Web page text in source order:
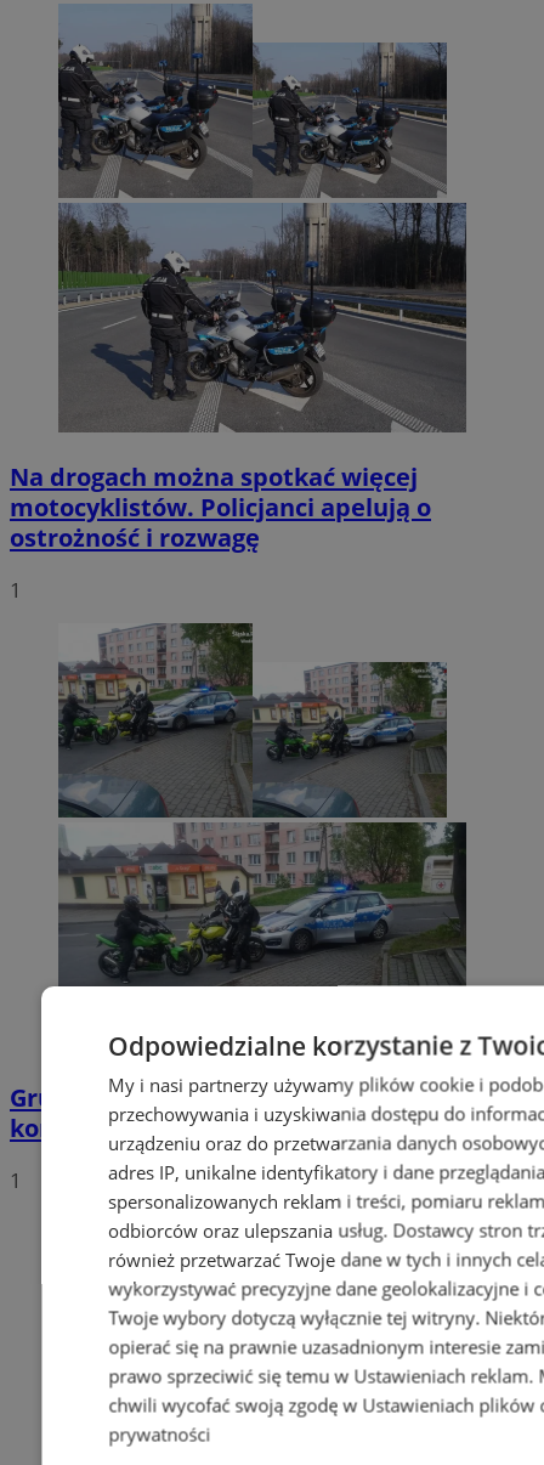
Na drogach można spotkać więcej
motocyklistów. Policjanci apelują o
ostrożność i rozwagę
1
Grupa motocyklistów zatrzymała
kompletnie pijanego mężczyznę
1
Odpowiedzialne korzystanie z
My i nasi partnerzy używamy plików cookie i
przechowywania i uzyskiwania dostępu do
urządzeniu oraz do przetwarzania danych
adres IP, unikalne identyfikatory i dane
spersonalizowanych reklam i treści, pomiaru
odbiorców oraz ulepszania usług. Dostawcy stron
również przetwarzać Twoje dane w tych i innych
wykorzystywać precyzyjne dane geolokalizacyjne i
Twoje wybory dotyczą wyłącznie tej witryny.
opierać się na prawnie uzasadnionym interesie
prawo sprzeciwić się temu w Ustawieniach reklam.
chwili wycofać swoją zgodę w Ustawieniach plików
prywatności